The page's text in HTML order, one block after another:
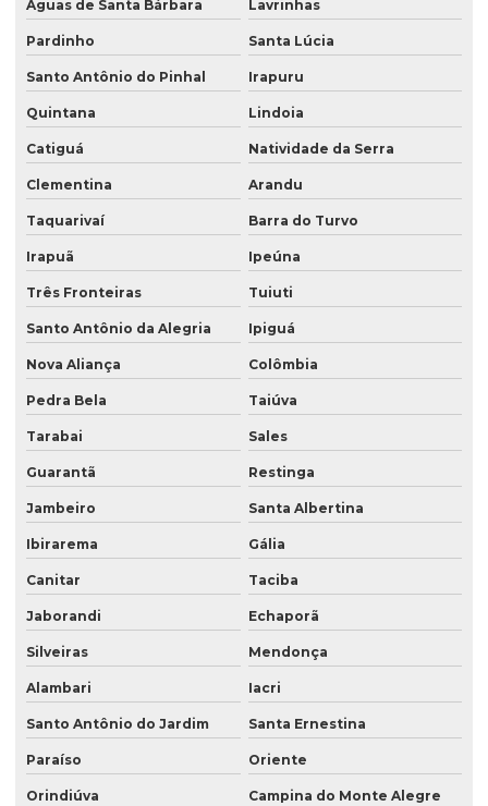
Águas de Santa Bárbara Lavrinhas
Pardinho Santa Lúcia
Santo Antônio do Pinhal Irapuru
Quintana Lindoia
Catiguá Natividade da Serra
Clementina Arandu
Taquarivaí Barra do Turvo
Irapuã Ipeúna
Três Fronteiras Tuiuti
Santo Antônio da Alegria Ipiguá
Nova Aliança Colômbia
Pedra Bela Taiúva
Tarabai Sales
Guarantã Restinga
Jambeiro Santa Albertina
Ibirarema Gália
Canitar Taciba
Jaborandi Echaporã
Silveiras Mendonça
Alambari Iacri
Santo Antônio do Jardim Santa Ernestina
Paraíso Oriente
Orindiúva Campina do Monte Alegre